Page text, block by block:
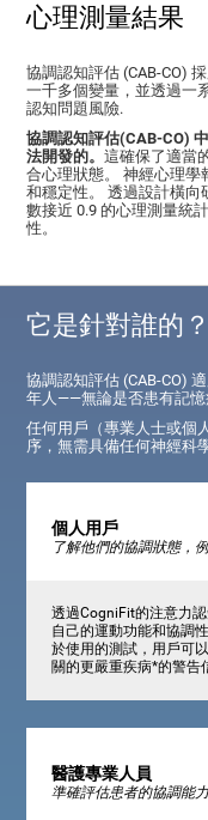
心理測量結果
協調認知評估 (CAB-CO)
一千多個變量，並透過一
認知問題風險.
協調認知評估(CAB-CO)
法開發的。這確保了適當
合心理狀態。 神經心理學
和穩定性。 透過設計橫向
數接近 0.9 的心理測量統
性。
它是針對誰的？
協調認知評估 (CAB-CO)
年人——無論是否患有記憶
任何用戶（專業人士或個
序，無需具備任何神經科
個人用戶
了解他們的協調狀態，
透過CogniFit的注意力
自己的運動功能和協調
於使用的測試，用戶可
關的更嚴重疾病*的警告
醫護專業人員
準確評估患者的協調能